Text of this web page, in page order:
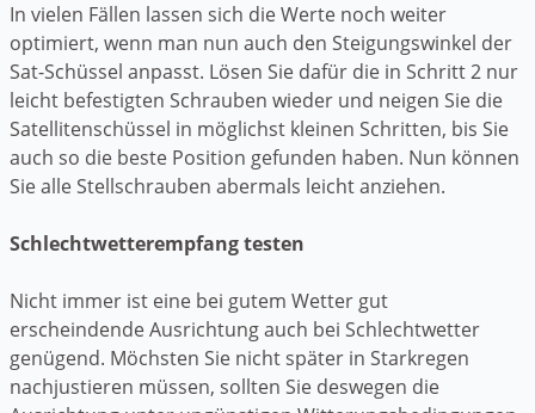
In vielen Fällen lassen sich die Werte noch weiter
optimiert, wenn man nun auch den Steigungswinkel der
Sat-Schüssel anpasst. Lösen Sie dafür die in Schritt 2 nur
leicht befestigten Schrauben wieder und neigen Sie die
Satellitenschüssel in möglichst kleinen Schritten, bis Sie
auch so die beste Position gefunden haben. Nun können
Sie alle Stellschrauben abermals leicht anziehen.
Schlechtwetterempfang testen
Nicht immer ist eine bei gutem Wetter gut
erscheindende Ausrichtung auch bei Schlechtwetter
genügend. Möchsten Sie nicht später in Starkregen
nachjustieren müssen, sollten Sie deswegen die